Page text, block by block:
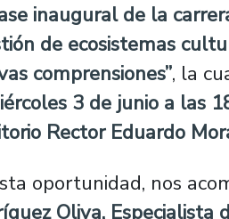
inaugural de la
de ecosistemas
comprensiones”, la
3 de junio a las
Rector Eduardo
oportunidad, nos
Oliva, Especialista